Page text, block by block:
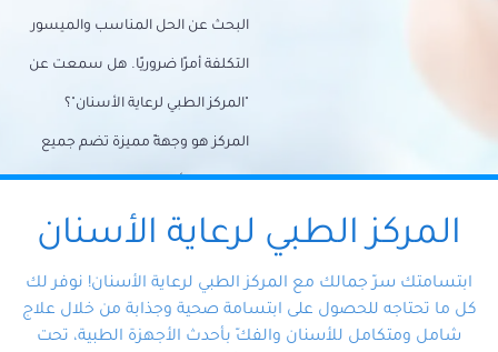
البحث عن الحل المناسب والميسور
التكلفة أمرًا ضروريًا. هل سمعت عن
"المركز الطبي لرعاية الأسنان"؟
المركز هو وجهةً مميزة تضم جميع
احتياجات الأسنان تحت سقف واحد،
وتضمن لك حلاً شاملًا لجميع
المتخصص ذوي الخبرة، ستجد نفسك
في أيد أمينة تلبي احتياجاتك بكل
المركز الطبي لرعاية الأسنان
ابتسامتك سرّ جمالك مع المركز الطبي لرعاية الأسنان! نوفر لك
كل ما تحتاجه للحصول على ابتسامة صحية وجذابة من خلال علاج
شامل ومتكامل للأسنان والفكّ بأحدث الأجهزة الطبية، تحت